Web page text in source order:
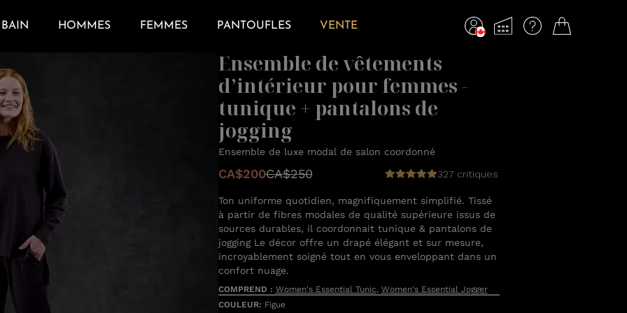
BAIN HOMMES FEMMES PANTOUFLES VENTE
Ensemble de vêtements
d’intérieur pour femmes -
tunique + pantalons de
jogging
Ensemble de luxe modal de salon coordonné
CA$200CA$250 327 critiques
Ton uniforme quotidien, magnifiquement simplifié. Tissé
à partir de fibres modales de qualité supérieure issus de
sources durables, il coordonnait tunique & pantalons de
jogging Le décor offre un drapé élégant et sur mesure,
incroyablement soigné tout en vous enveloppant dans un
confort nuage.
COMPREND : Women's Essential Tunic, Women's Essential Jogger
COULEUR: Figue